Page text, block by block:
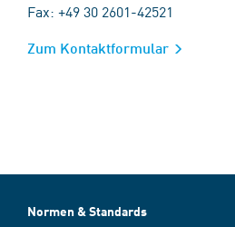
Fax: +49 30 2601-42521
Zum Kontaktformular
Normen & Standards